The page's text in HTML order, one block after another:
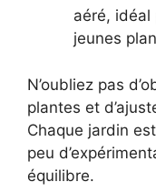
aéré, idéal
jeunes
N’oubliez pas
plantes et
Chaque jardin
peu
équilibre.